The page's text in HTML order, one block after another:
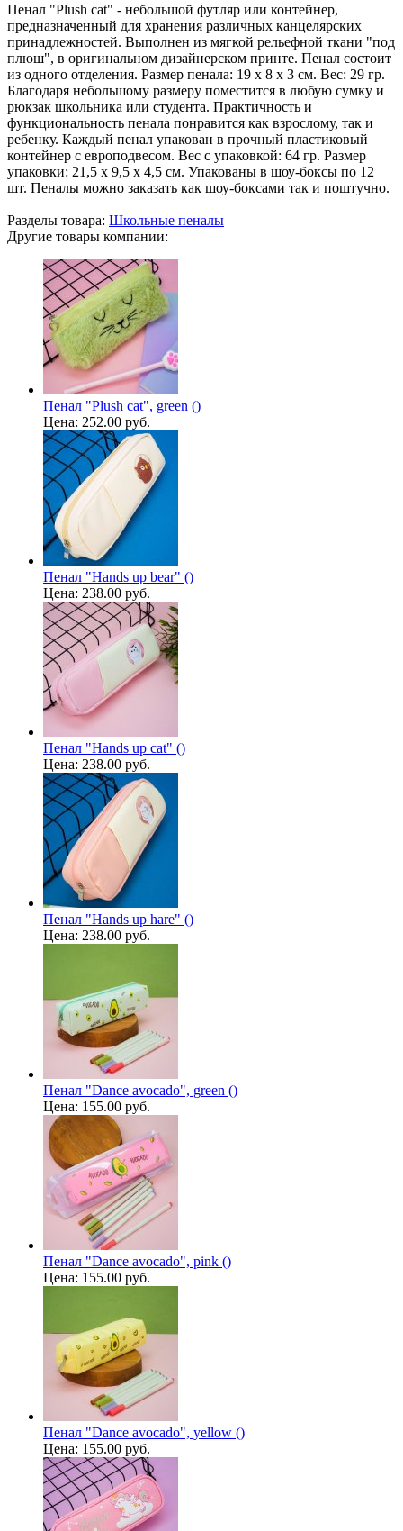
Пенал "Plush cat" - небольшой футляр или контейнер,
предназначенный для хранения различных канцелярских
принадлежностей. Выполнен из мягкой рельефной ткани "под
плюш", в оригинальном дизайнерском принте. Пенал состоит
из одного отделения. Размер пенала: 19 х 8 х 3 см. Вес: 29 гр.
Благодаря небольшому размеру поместится в любую сумку и
рюкзак школьника или студента. Практичность и
функциональность пенала понравится как взрослому, так и
ребенку. Каждый пенал упакован в прочный пластиковый
контейнер с европодвесом. Вес с упаковкой: 64 гр. Размер
упаковки: 21,5 х 9,5 х 4,5 см. Упакованы в шоу-боксы по 12
шт. Пеналы можно заказать как шоу-боксами так и поштучно.
Разделы товара: Школьные пеналы
Другие товары компании:
Пенал "Plush cat", green ()
Цена: 252.00 руб.
Пенал "Hands up bear" ()
Цена: 238.00 руб.
Пенал "Hands up cat" ()
Цена: 238.00 руб.
Пенал "Hands up hare" ()
Цена: 238.00 руб.
Пенал "Dance avocado", green ()
Цена: 155.00 руб.
Пенал "Dance avocado", pink ()
Цена: 155.00 руб.
Пенал "Dance avocado", yellow ()
Цена: 155.00 руб.